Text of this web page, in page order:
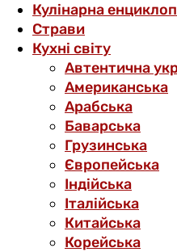
Кулінарна
Страви
Кухні світу
Автентична
Американська
Арабська
Баварська
Грузинська
Європейська
Індійська
Італійська
Китайська
Корейська